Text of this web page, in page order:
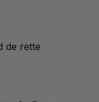
de rette